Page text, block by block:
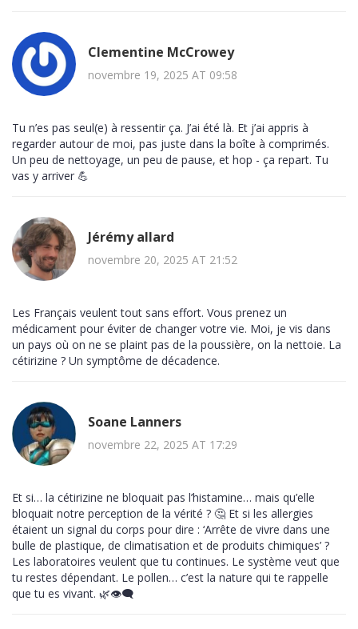
Clementine McCrowey
novembre 19, 2025 AT 09:58
Tu n’es pas seul(e) à ressentir ça. J’ai été là. Et j’ai appris à
regarder autour de moi, pas juste dans la boîte à comprimés.
Un peu de nettoyage, un peu de pause, et hop - ça repart. Tu
vas y arriver 💪
Jérémy allard
novembre 20, 2025 AT 21:52
Les Français veulent tout sans effort. Vous prenez un
médicament pour éviter de changer votre vie. Moi, je vis dans
un pays où on ne se plaint pas de la poussière, on la nettoie. La
cétirizine ? Un symptôme de décadence.
Soane Lanners
novembre 22, 2025 AT 17:29
Et si… la cétirizine ne bloquait pas l’histamine… mais qu’elle
bloquait notre perception de la vérité ? 🤔 Et si les allergies
étaient un signal du corps pour dire : ‘Arrête de vivre dans une
bulle de plastique, de climatisation et de produits chimiques’ ?
Les laboratoires veulent que tu continues. Le système veut que
tu restes dépendant. Le pollen… c’est la nature qui te rappelle
que tu es vivant. 🌿👁️‍🗨️